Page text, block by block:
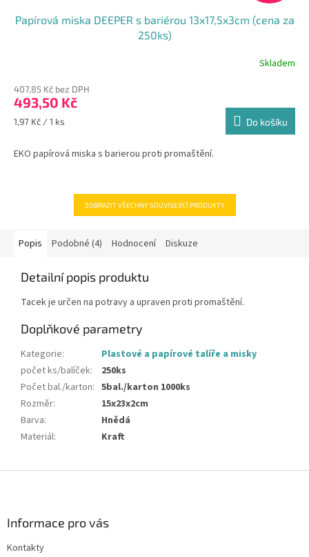
Papírová miska DEEPER s bariérou 13x17,5x3cm (cena za
250ks)
Skladem
407,85 Kč bez DPH
493,50 Kč
Měrná
1,97 Kč / 1 ks Do košíku
EKO papírová miska s barierou proti promaštění.
ZOBRAZIT VŠECHNY SOUVISEJÍCÍ PRODUKTY
Popis Podobné (4) Hodnocení Diskuze
Detailní popis produktu
Tacek je určen na potravy a upraven proti promaštění.
Doplňkové parametry
Kategorie:
Plastové a papírové talíře a misky
počet ks/balíček:
250ks
Počet bal./karton: 5bal./karton 1000ks
Rozměr:
15x23x2cm
Barva:
Hnědá
Materiál: Kraft
Informace pro vás
Kontakty